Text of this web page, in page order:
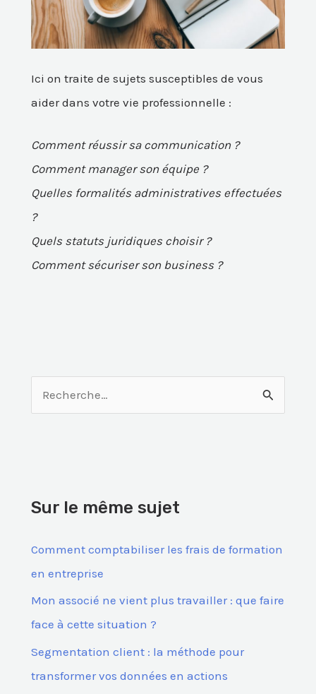
Ici on traite de sujets susceptibles de vous
aider dans votre vie professionnelle :
Comment réussir sa communication ?
Comment manager son équipe ?
Quelles formalités administratives effectuées
?
Quels statuts juridiques choisir ?
Comment sécuriser son business ?
Sur le même sujet
Comment comptabiliser les frais de formation
en entreprise
Mon associé ne vient plus travailler : que faire
face à cette situation ?
Segmentation client : la méthode pour
transformer vos données en actions